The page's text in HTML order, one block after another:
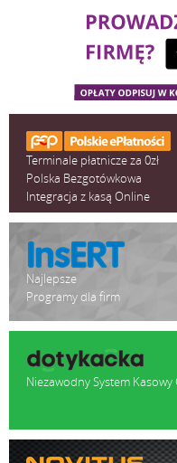
Terminale płatnicze za 0zł
Polska Bezgotówkowa
Integracja z kasą Online
Najlepsze
Programy dla firm
Niezawodny System